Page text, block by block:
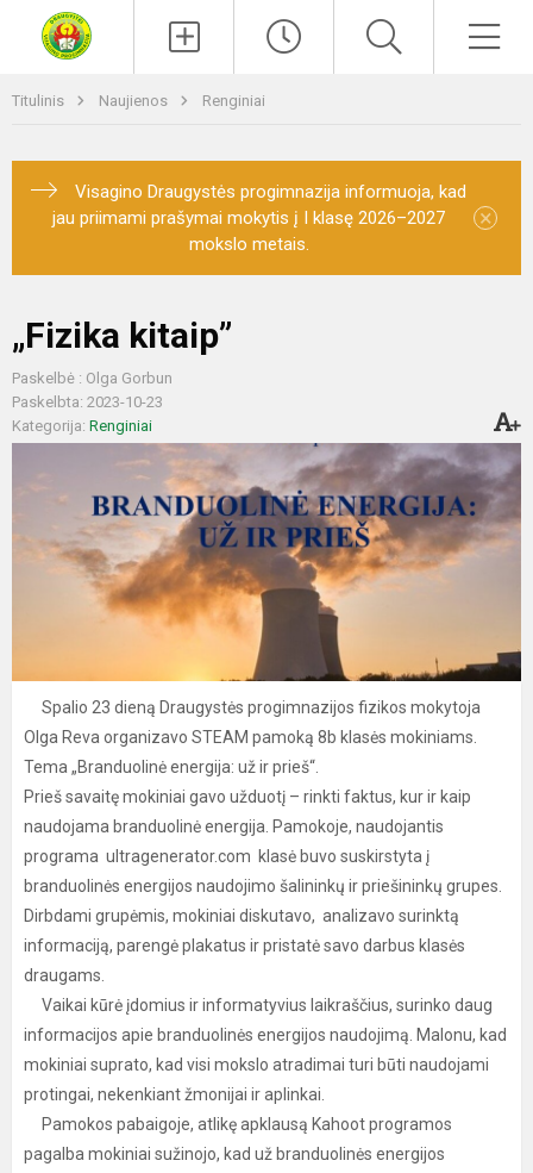
Titulinis Naujienos Renginiai
Visagino Draugystės progimnazija informuoja, kad
jau priimami prašymai mokytis į I klasę 2026–2027
mokslo metais.
×
„Fizika kitaip”
Paskelbė : Olga Gorbun
Paskelbta: 2023-10-23
Kategorija: Renginiai
Spalio 23 dieną Draugystės progimnazijos fizikos mokytoja
Olga Reva organizavo STEAM pamoką 8b klasės mokiniams.
Tema „Branduolinė energija: už ir prieš“.
Prieš savaitę mokiniai gavo užduotį – rinkti faktus, kur ir kaip
naudojama branduolinė energija. Pamokoje, naudojantis
programa ultragenerator.com klasė buvo suskirstyta į
branduolinės energijos naudojimo šalininkų ir priešininkų grupes.
Dirbdami grupėmis, mokiniai diskutavo, analizavo surinktą
informaciją, parengė plakatus ir pristatė savo darbus klasės
draugams.
Vaikai kūrė įdomius ir informatyvius laikraščius, surinko daug
informacijos apie branduolinės energijos naudojimą. Malonu, kad
mokiniai suprato, kad visi mokslo atradimai turi būti naudojami
protingai, nekenkiant žmonijai ir aplinkai.
Pamokos pabaigoje, atlikę apklausą Kahoot programos
pagalba mokiniai sužinojo, kad už branduolinės energijos